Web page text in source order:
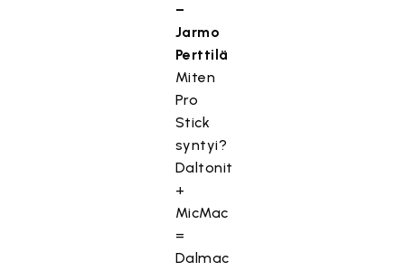
–
Jarmo
Perttilä
Miten
Pro
Stick
syntyi?
Daltonit
+
MicMac
=
Dalmac